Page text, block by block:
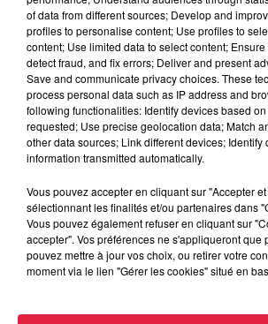
A lire aussi
6 août 2026
À Hoerdt, de l’eau
robinets
6 août 2026
Tags antisémites à
Catherine
of data from different sources; Develop and
profiles to personalise content; Use profiles to
content; Use limited data to select content;
detect fraud, and fix errors; Deliver and present
Save and communicate privacy choices. These
process personal data such as IP address and
following functionalities: Identify devices based
requested; Use precise geolocation data; Match
other data sources; Link different devices; Identify
information transmitted automatically.
Vous pouvez accepter en cliquant sur "Accepter
sélectionnant les finalités et/ou partenaires dans
Vous pouvez également refuser en cliquant sur
accepter". Vos préférences ne s'appliqueront que
pouvez mettre à jour vos choix, ou retirer votre
moment via le lien "Gérer les cookies" situé en